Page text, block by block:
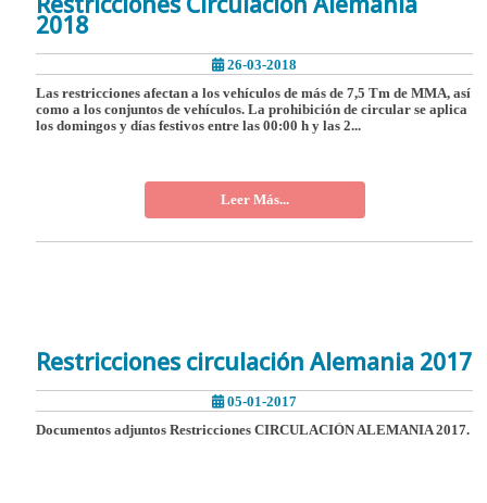
2018
26-03-2018
Las restricciones afectan a los vehículos de más de 7,5 Tm de MMA, así
como a los conjuntos de vehículos. La prohibición de circular se aplica
los domingos y días festivos entre las 00:00 h y las 2...
Leer Más...
Restricciones circulación Alemania 2017
05-01-2017
Documentos adjuntos Restricciones CIRCULACIÓN ALEMANIA 2017.